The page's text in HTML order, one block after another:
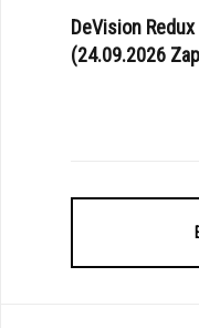
DeVision
(24.09.2026